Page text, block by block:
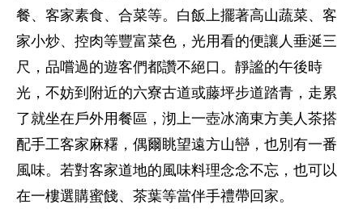
餐、客家素食、合菜等。白飯上擺著高山蔬菜、客
家小炒、控肉等豐富菜色，光用看的便讓人垂涎三
尺，品嚐過的遊客們都讚不絕口。靜謐的午後時
光，不妨到附近的六寮古道或藤坪步道踏青，走累
了就坐在戶外用餐區，沏上一壺冰滴東方美人茶搭
配手工客家麻糬，偶爾眺望遠方山巒，也別有一番
風味。若對客家道地的風味料理念念不忘，也可以
在一樓選購蜜餞、茶葉等當伴手禮帶回家。